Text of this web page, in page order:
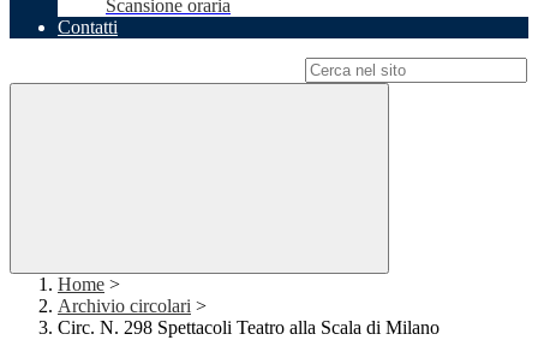
Scansione oraria
Contatti
Home >
Archivio circolari >
Circ. N. 298 Spettacoli Teatro alla Scala di Milano